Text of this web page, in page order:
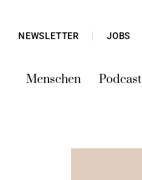
NEWSLETTER JOBS
Menschen Podcast